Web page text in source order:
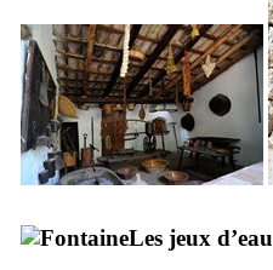
Les jeux d’eau